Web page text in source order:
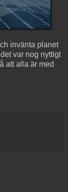
invänta planet
var nog nyttigt
att alla är med